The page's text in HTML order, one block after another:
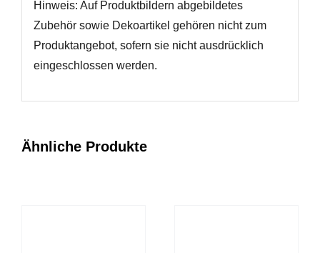
Hinweis: Auf Produktbildern abgebildetes
Zubehör sowie Dekoartikel gehören nicht zum
Produktangebot, sofern sie nicht ausdrücklich
eingeschlossen werden.
Ähnliche Produkte